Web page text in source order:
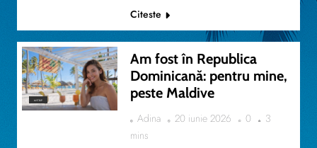
Citeste
MYTRIP
Am fost în Republica
Dominicană: pentru mine,
peste Maldive
Adina 20 iunie 2026 0
3
mins